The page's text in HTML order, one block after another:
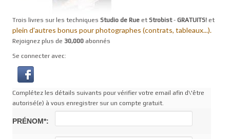
Trois livres sur les techniques Studio de Rue et Strobist- GRATUITS! et
plein d'autres bonus pour photographes (contrats, tableaux...).
Rejoignez plus de 30,000 abonnés
Se connecter avec:
Complétez les détails suivants pour vérifier votre email afin d\'être
autorisé(e) à vous enregistrer sur un compte gratuit.
PRÉNOM*: